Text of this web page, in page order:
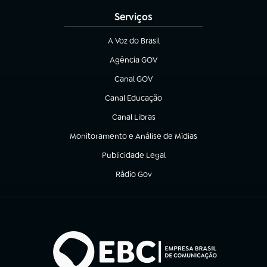
Serviços
A Voz do Brasil
(abre em nova aba)
Agência GOV
(abre em nova aba)
Canal GOV
(abre em nova aba)
Canal Educação
(abre em nova aba)
Canal Libras
(abre em nova aba)
Monitoramento e Análise de Mídias
(abre em nova aba)
Publicidade Legal
(abre em nova aba)
Rádio Gov
(abre em nova aba)